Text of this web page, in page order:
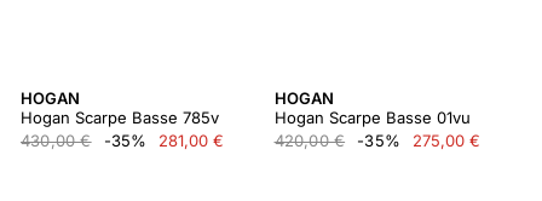
HOGAN
Hogan Scarpe Basse 785v
430,00 €
-35% 281,00 €
HOGAN
Hogan Scarpe Basse 01vu
420,00 €
-35% 275,00 €